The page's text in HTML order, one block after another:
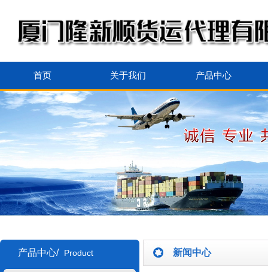
首页 关于我们 产品中心
产品中心/ Product 新闻中心